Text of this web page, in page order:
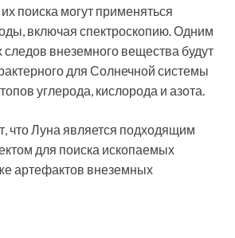
поиска могут применяться
включая спектроскопию. Одним
следов внеземного вещества будут
для Солнечной системы
углерода, кислорода и азота.
что Луна является подходящим
для поиска ископаемых
артефактов внеземных